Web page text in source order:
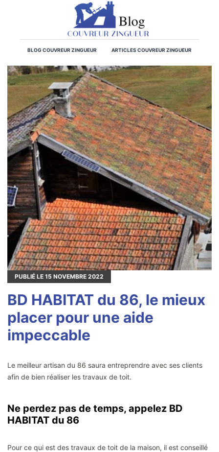
BLOG COUVREUR ZINGUEUR ARTICLES COUVREUR ZINGUEUR
PUBLIÉ LE 15 NOVEMBRE 2022
BD HABITAT du 86, le mieux
placer pour une aide
impeccable
Le meilleur artisan du 86 saura entreprendre avec ses clients
afin de bien réaliser les travaux de toit.
Ne perdez pas de temps, appelez BD
HABITAT du 86
Pour ce qui est des travaux de toit de la maison, il est conseillé